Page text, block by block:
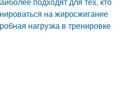
на жиросжигание
нагрузка в тренировке